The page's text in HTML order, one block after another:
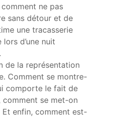
ne pas
sans détour et de
une tracasserie
d’une nuit
de la représentation
Comment se montre-
comporte le fait de
comment se met-on
Et enfin, comment est-